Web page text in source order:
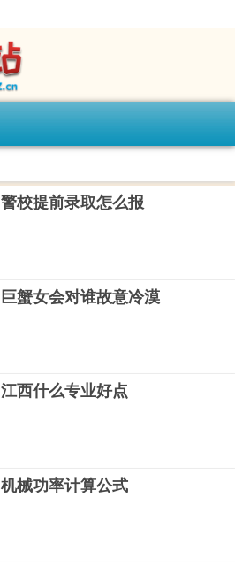
警校提前录取怎么报
巨蟹女会对谁故意冷漠
江西什么专业好点
机械功率计算公式